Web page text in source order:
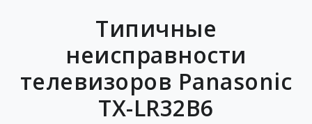
Типичные
неисправности
телевизоров Panasonic
TX-LR32B6